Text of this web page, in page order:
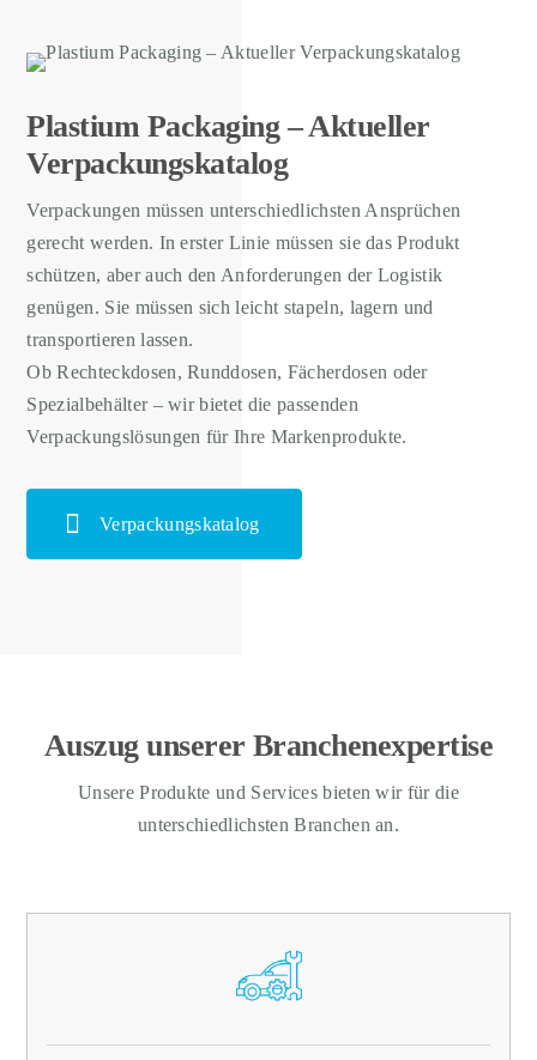
Plastium Packaging – Aktueller
Verpackungskatalog
Verpackungen müssen unterschiedlichsten Ansprüchen
gerecht werden. In erster Linie müssen sie das Produkt
schützen, aber auch den Anforderungen der Logistik
genügen. Sie müssen sich leicht stapeln, lagern und
transportieren lassen.
Ob Rechteckdosen, Runddosen, Fächerdosen oder
Spezialbehälter – wir bietet die passenden
Verpackungslösungen für Ihre Markenprodukte.
Verpackungskatalog
Auszug unserer Branchenexpertise
Unsere Produkte und Services bieten wir für die
unterschiedlichsten Branchen an.